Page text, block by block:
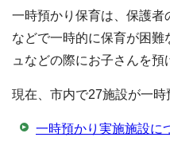
一時預かり保育は、保護者
などで一時的に保育が困
ュなどの際にお子さんを預
現在、市内で27施設が一時
一時預かり実施施設に